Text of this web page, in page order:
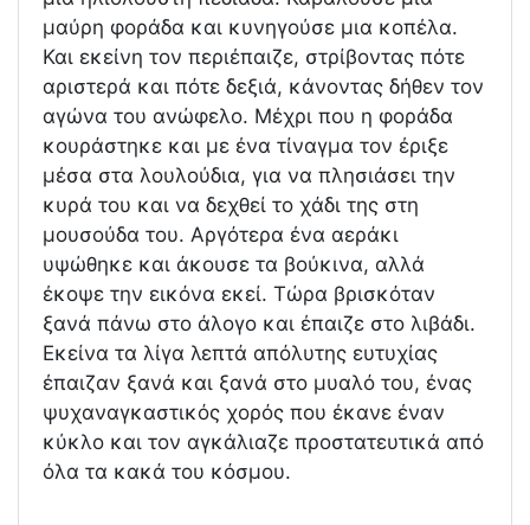
μαύρη φοράδα και κυνηγούσε μια κοπέλα.
Και εκείνη τον περιέπαιζε, στρίβοντας πότε
αριστερά και πότε δεξιά, κάνοντας δήθεν τον
αγώνα του ανώφελο. Μέχρι που η φοράδα
κουράστηκε και με ένα τίναγμα τον έριξε
μέσα στα λουλούδια, για να πλησιάσει την
κυρά του και να δεχθεί το χάδι της στη
μουσούδα του. Αργότερα ένα αεράκι
υψώθηκε και άκουσε τα βούκινα, αλλά
έκοψε την εικόνα εκεί. Τώρα βρισκόταν
ξανά πάνω στο άλογο και έπαιζε στο λιβάδι.
Εκείνα τα λίγα λεπτά απόλυτης ευτυχίας
έπαιζαν ξανά και ξανά στο μυαλό του, ένας
ψυχαναγκαστικός χορός που έκανε έναν
κύκλο και τον αγκάλιαζε προστατευτικά από
όλα τα κακά του κόσμου.